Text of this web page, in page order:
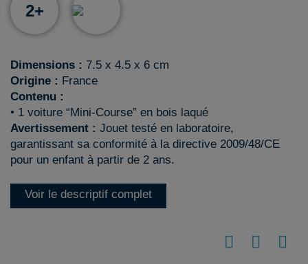
2+
Dimensions : 7.5 x 4.5 x 6 cm
Origine : France
Contenu :
• 1 voiture “Mini-Course” en bois laqué
Avertissement : Jouet testé en laboratoire,
garantissant sa conformité à la directive 2009/48/CE
pour un enfant à partir de 2 ans.
Voir le descriptif complet